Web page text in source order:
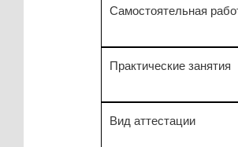
Самостоятельная
Практические занятия
Вид аттестации